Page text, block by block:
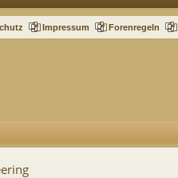
Impressum Forenregeln